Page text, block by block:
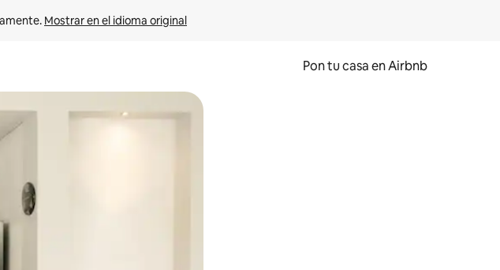
Mostrar en el idioma original
Pon tu casa en Airbnb